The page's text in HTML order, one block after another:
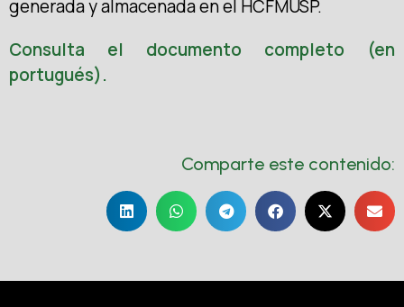
generada y almacenada en el HCFMUSP.
Consulta el documento completo (en
portugués).
Comparte este contenido: